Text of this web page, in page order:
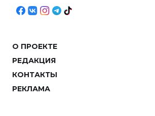
О ПРОЕКТЕ
РЕДАКЦИЯ
КОНТАКТЫ
РЕКЛАМА